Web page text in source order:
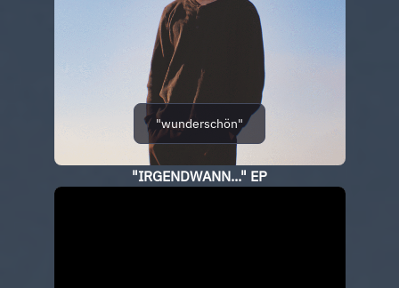
"wunderschön"
"IRGENDWANN..." EP